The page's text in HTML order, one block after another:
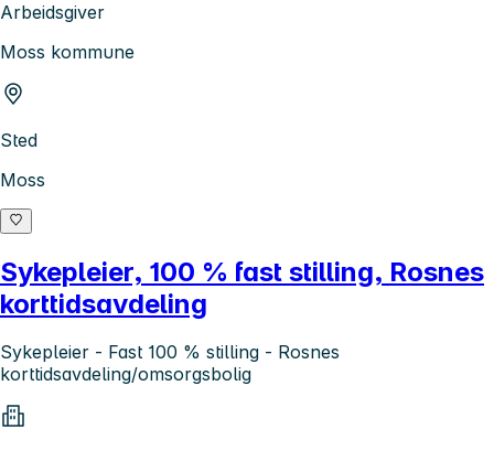
Arbeidsgiver
Moss kommune
Sted
Moss
Sykepleier, 100 % fast stilling, Rosnes
korttidsavdeling
Sykepleier - Fast 100 % stilling - Rosnes
korttidsavdeling/omsorgsbolig